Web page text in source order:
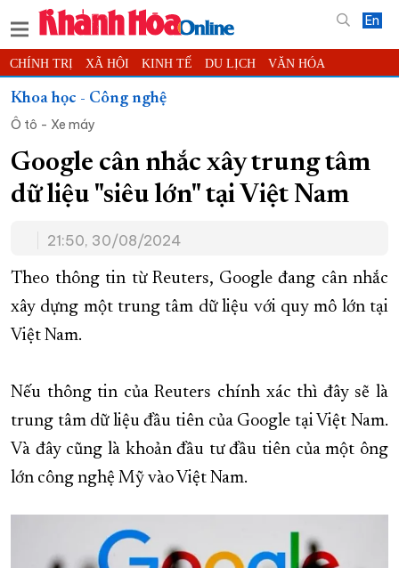
En
CHÍNH TRỊ XÃ HỘI KINH TẾ DU LỊCH VĂN HÓA
THỂ THAO ĐỜI SỐNG TIN ĐỊA PHƯƠNG
KHOA HỌC - CÔNG NGHỆ
THẾ GIỚI MULTIMEDIA VIDEO ĐỌC BÁO ONLINE
PODCAST THÔNG TIN - QUẢNG CÁO
TRƯỜNG SA BIỂN ĐẢO QUÊ HƯƠNG
CHUNG TAY CẢI CÁCH HÀNH CHÍNH
XÂY DỰNG NÔNG THÔN MỚI LỊCH CẮT ĐIỆN
TÀU - XE - MÁY BAY
KHOẢNH KHẮC ĐẸP XỨ TRẦM
XÂY DỰNG KHÁNH HÒA TRỞ THÀNH THÀNH PHỐ TRỰC THUỘC
ĐẠI HỘI ĐẢNG CÁC CẤP TRANG CHỦ VỀ BÁO KHÁNH HÒA
Khoa học - Công nghệ
Ô tô - Xe máy
Google cân nhắc xây trung tâm
dữ liệu "siêu lớn" tại Việt Nam
21:50, 30/08/2024
Theo thông tin từ Reuters, Google đang cân nhắc
xây dựng một trung tâm dữ liệu với quy mô lớn tại
Việt Nam.
Nếu thông tin của Reuters chính xác thì đây sẽ là
trung tâm dữ liệu đầu tiên của Google tại Việt Nam.
Và đây cũng là khoản đầu tư đầu tiên của một ông
lớn công nghệ Mỹ vào Việt Nam.